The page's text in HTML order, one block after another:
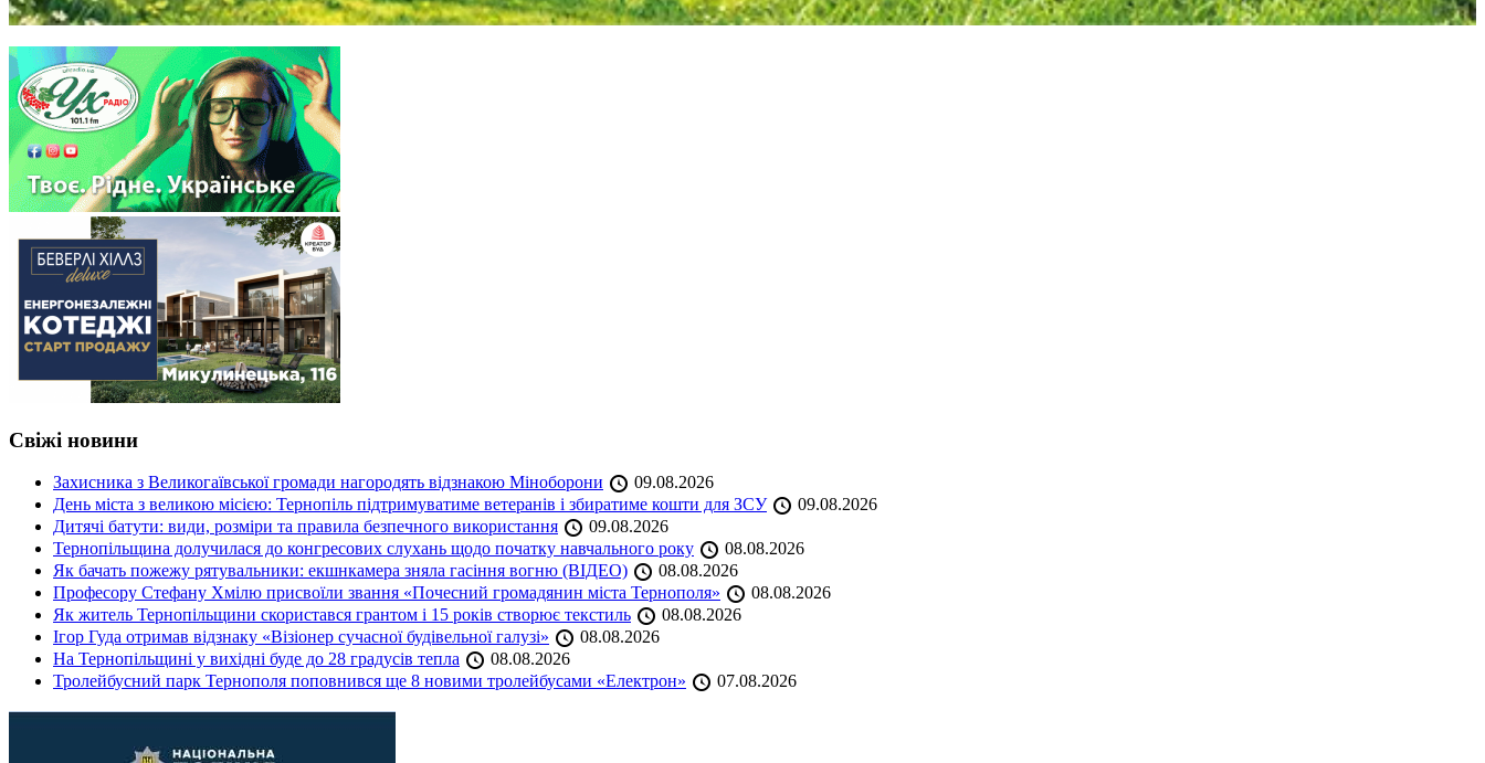
Свіжі новини
Захисника з Великогаївської громади нагородять відзнакою Міноборони
09.08.2026
День міста з великою місією: Тернопіль підтримуватиме ветеранів і збиратиме кошти для ЗСУ
09.08.2026
Дитячі батути: види, розміри та правила безпечного використання
09.08.2026
Тернопільщина долучилася до конгресових слухань щодо початку навчального року
08.08.2026
Як бачать пожежу рятувальники: екшнкамера зняла гасіння вогню (ВІДЕО)
08.08.2026
Професору Стефану Хмілю присвоїли звання «Почесний громадянин міста Тернополя»
08.08.2026
Як житель Тернопільщини скористався грантом і 15 років створює текстиль
08.08.2026
Ігор Гуда отримав відзнаку «Візіонер сучасної будівельної галузі»
08.08.2026
На Тернопільщині у вихідні буде до 28 градусів тепла
08.08.2026
Тролейбусний парк Тернополя поповнився ще 8 новими тролейбусами «Електрон»
07.08.2026